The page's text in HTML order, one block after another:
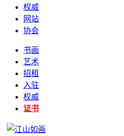
权威
网站
协会
书画
艺术
招租
入驻
权威
证书